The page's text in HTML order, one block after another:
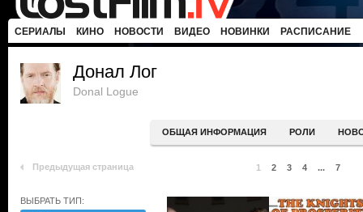
СЕРИАЛЫ КИНО НОВОСТИ ВИДЕО НОВИНКИ РАСПИСАНИЕ
Донал Лог
Donal Logue
ОБЩАЯ ИНФОРМАЦИЯ РОЛИ
Предыдущая страница 1 2 3 4 ... 7
ВЫБРАТЬ ТИП: